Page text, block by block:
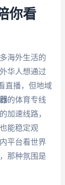
你看
海外生活的
华人想通过
直播，但地域
的体育专线
加速线路，
能稳定观
平台看世界
那种氛围是